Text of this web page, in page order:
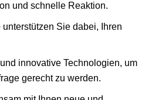
und schnelle Reaktion.
Sie dabei, Ihren
innovative Technologien, um
gerecht zu werden.